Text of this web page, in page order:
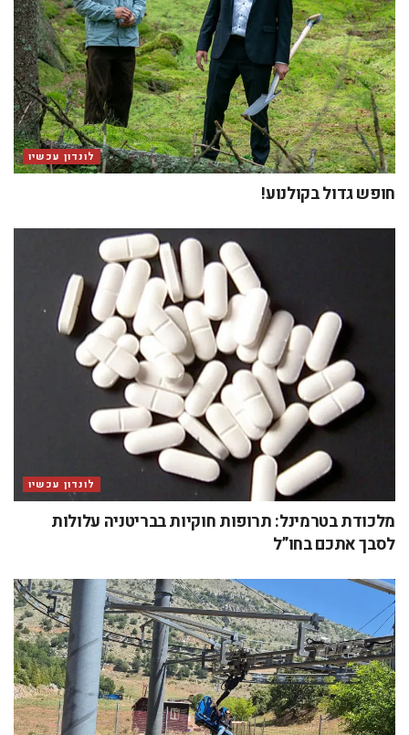
לונדון עכשיו
חופש גדול בקולנוע!
לונדון עכשיו
מלכודת בטרמינל: תרופות חוקיות בבריטניה עלולות
לסבך אתכם בחו”ל